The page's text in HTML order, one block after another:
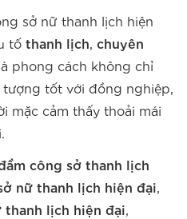
sở nữ thanh lịch hiện
tố thanh lịch, chuyên
phong cách không chỉ
tốt với đồng nghiệp,
mặc cảm thấy thoải mái
công sở thanh lịch
nữ thanh lịch hiện đại,
thanh lịch hiện đại,